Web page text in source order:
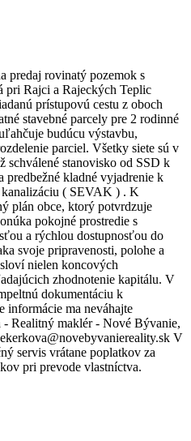
predaj rovinatý pozemok s
pri Rajci a Rajeckých Teplic
prístupovú cestu z oboch
stavebné parcely pre 2 rodinné
budúcu výstavbu,
parciel. Všetky siete sú v
schválené stanovisko od SSD k
kladné vyjadrenie k
( SEVAK ) . K
plán obce, ktorý potvrdzuje
pokojné prostredie s
a rýchlou dostupnosťou do
svoje pripravenosti, polohe a
nielen koncových
zhodnotenie kapitálu. V
dokumentáciu k
informácie ma neváhajte
Realitný maklér - Nové Bývanie,
V
servis vrátane poplatkov za
pri prevode vlastníctva.